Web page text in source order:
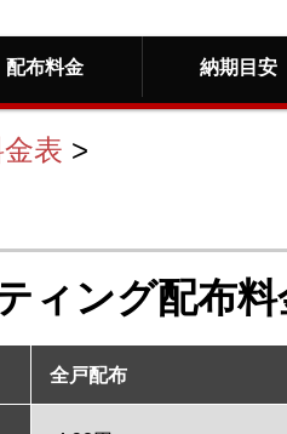
配布料金 納期目安
表 >
ィング配布料
全戸配布